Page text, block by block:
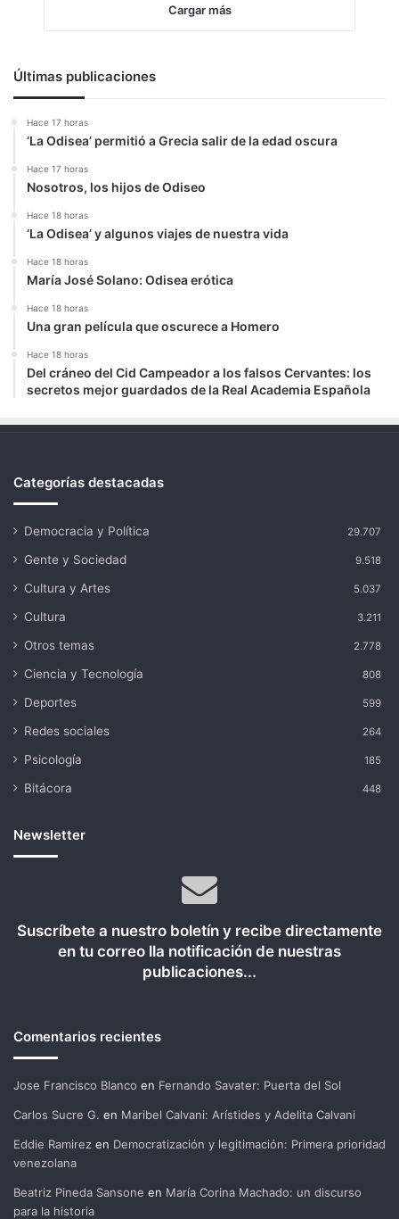
Cargar más
Últimas publicaciones
Hace 17 horas
‘La Odisea’ permitió a Grecia salir de la edad oscura
Hace 17 horas
Nosotros, los hijos de Odiseo
Hace 18 horas
‘La Odisea’ y algunos viajes de nuestra vida
Hace 18 horas
María José Solano: Odisea erótica
Hace 18 horas
Una gran película que oscurece a Homero
Hace 18 horas
Del cráneo del Cid Campeador a los falsos Cervantes: los
secretos mejor guardados de la Real Academia Española
Categorías destacadas
Democracia y Política 29.707
Gente y Sociedad 9.518
Cultura y Artes 5.037
Cultura 3.211
Otros temas 2.778
Ciencia y Tecnología 808
Deportes 599
Redes sociales 264
Psicología 185
Bitácora 448
Newsletter
Suscríbete a nuestro boletín y recibe directamente
en tu correo lla notificación de nuestras
publicaciones...
Comentarios recientes
Jose Francisco Blanco en Fernando Savater: Puerta del Sol
Carlos Sucre G. en Maribel Calvani: Arístides y Adelita Calvani
Eddie Ramirez en Democratización y legitimación: Primera prioridad
venezolana
Beatriz Pineda Sansone en María Corina Machado: un discurso
para la historia